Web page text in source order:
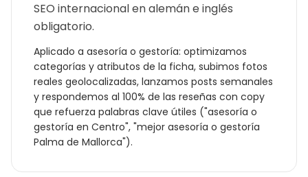
SEO internacional en alemán e inglés
obligatorio.
Aplicado a asesoría o gestoría: optimizamos
categorías y atributos de la ficha, subimos fotos
reales geolocalizadas, lanzamos posts semanales
y respondemos al 100% de las reseñas con copy
que refuerza palabras clave útiles ("asesoría o
gestoría en Centro", "mejor asesoría o gestoría
Palma de Mallorca").